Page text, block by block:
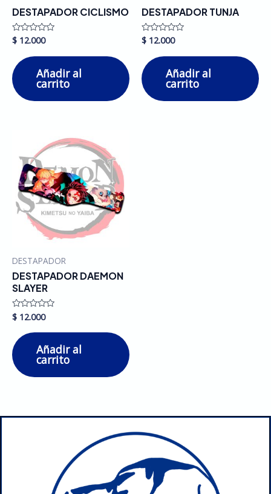
DESTAPADOR CICLISMO
Valorado
en
de
5
$ 12.000
Añadir al
carrito
DESTAPADOR TUNJA
Valorado
en
de
5
$ 12.000
Añadir al
carrito
DESTAPADOR
DESTAPADOR DAEMON
SLAYER
Valorado
en
de
5
$ 12.000
Añadir al
carrito